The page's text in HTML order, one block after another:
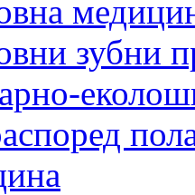
зубни